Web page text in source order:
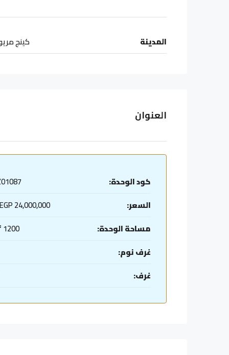
المدينة كينج
العنوان
كود الوحدة:
السعر:
24,000,000 EGP/ج
مساحة الوحدة:
1200 m²
غرف نوم:
غرف: